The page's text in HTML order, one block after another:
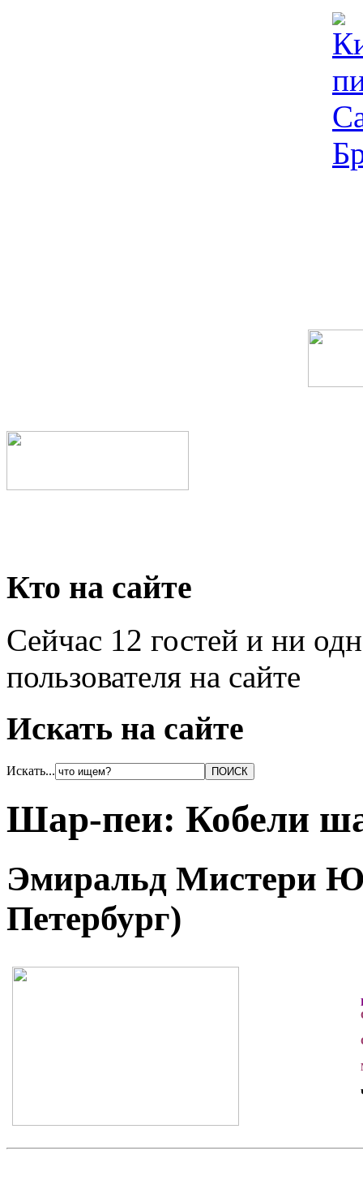
Кто на сайте
Сейчас 12 гостей и ни
пользователя на сайте
Искать на сайте
Искать...
Шар-пеи: Кобели
Эмиральд Мистери
Петербург)